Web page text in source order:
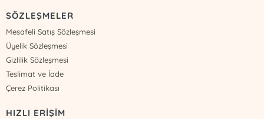
SÖZLEŞMELER
Mesafeli Satış Sözleşmesi
Üyelik Sözleşmesi
Gizlilik Sözleşmesi
Teslimat ve İade
Çerez Politikası
HIZLI ERİŞİM